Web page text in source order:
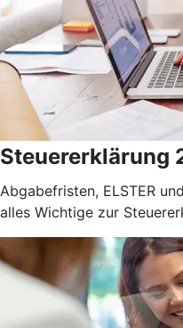
Steuererklärung
Abgabefristen, ELSTER
alles Wichtige zur